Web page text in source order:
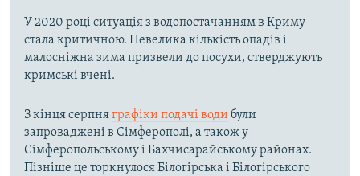
У 2020 році ситуація з водопостачанням в Криму
стала критичною. Невелика кількість опадів і
малосніжна зима призвели до посухи, стверджують
кримські вчені.
З кінця серпняграфіки подачі води були
запроваджені в Сімферополі, а також у
Сімферопольському і Бахчисарайському районах.
Пізніше це торкнулося Білогірська і Білогірського